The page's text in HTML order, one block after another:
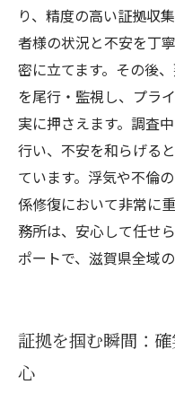
り、精度の高い証拠収
者様の状況と不安を丁
密に立てます。その後
を尾行・監視し、プラ
実に押さえます。調査
行い、不安を和らげる
ています。浮気や不倫
係修復において非常に
務所は、安心して任せ
ポートで、滋賀県全域
証拠を掴む瞬間：
心